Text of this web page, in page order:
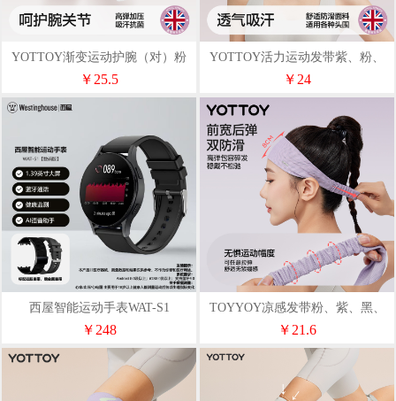
YOTTOY渐变运动护腕（对）粉
￥25.5
YOTTOY活力运动发带紫、粉、
灰、黑
￥24
西屋智能运动手表WAT-S1
￥248
TOYYOY凉感发带粉、紫、黑、
蓝
￥21.6